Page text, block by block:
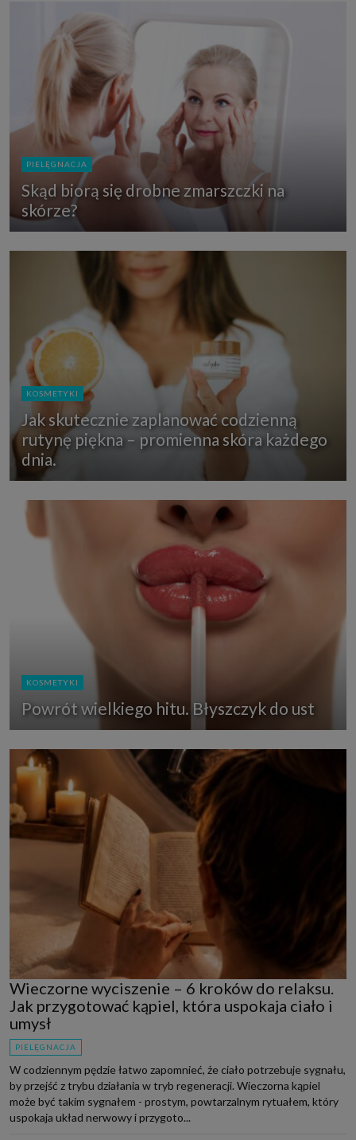
PIELĘGNACJA
Skąd biorą się drobne zmarszczki na
skórze?
KOSMETYKI
Jak skutecznie zaplanować codzienną
rutynę piękna – promienna skóra każdego
dnia.
KOSMETYKI
Powrót wielkiego hitu. Błyszczyk do ust
Wieczorne wyciszenie – 6 kroków do relaksu.
Jak przygotować kąpiel, która uspokaja ciało i
umysł
PIELĘGNACJA
W codziennym pędzie łatwo zapomnieć, że ciało potrzebuje sygnału,
by przejść z trybu działania w tryb regeneracji. Wieczorna kąpiel
może być takim sygnałem - prostym, powtarzalnym rytuałem, który
uspokaja układ nerwowy i przygoto...